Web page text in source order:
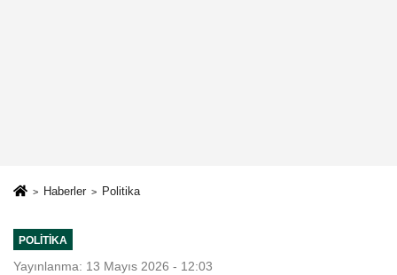
Haberler Politika
POLITIKA
Yayınlanma: 13 Mayıs 2026 - 12:03